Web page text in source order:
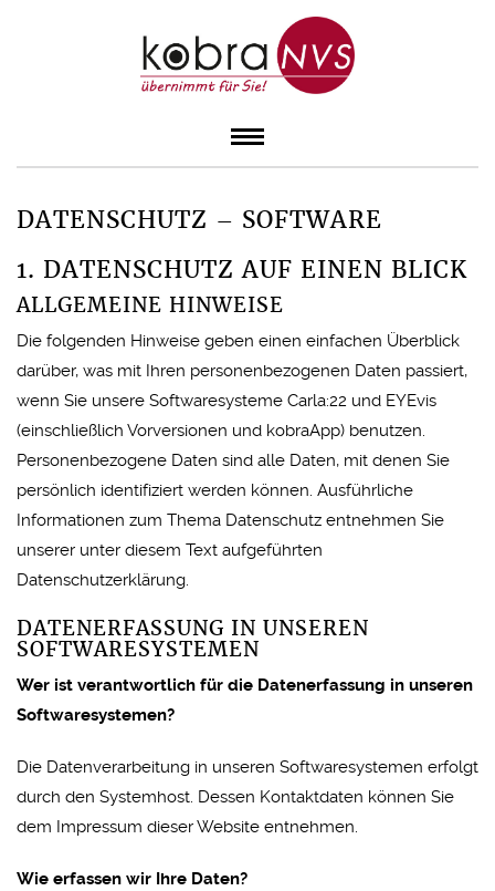
DATENSCHUTZ – SOFTWARE
1. DATENSCHUTZ AUF EINEN BLICK
ALLGEMEINE HINWEISE
Die folgenden Hinweise geben einen einfachen Überblick
darüber, was mit Ihren personenbezogenen Daten passiert,
wenn Sie unsere Softwaresysteme Carla:22 und EYEvis
(einschließlich Vorversionen und kobraApp) benutzen.
Personenbezogene Daten sind alle Daten, mit denen Sie
persönlich identifiziert werden können. Ausführliche
Informationen zum Thema Datenschutz entnehmen Sie
unserer unter diesem Text aufgeführten
Datenschutzerklärung.
DATENERFASSUNG IN UNSEREN
SOFTWARESYSTEMEN
Wer ist verantwortlich für die Datenerfassung in unseren
Softwaresystemen?
Die Datenverarbeitung in unseren Softwaresystemen erfolgt
durch den Systemhost. Dessen Kontaktdaten können Sie
dem Impressum dieser Website entnehmen.
Wie erfassen wir Ihre Daten?